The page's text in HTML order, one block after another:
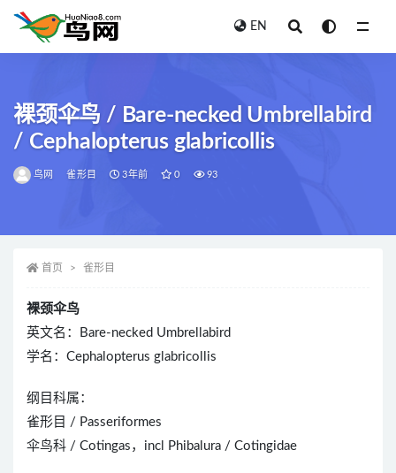
EN
裸颈伞鸟 / Bare-necked Umbrellabird
/ Cephalopterus glabricollis
鸟网 雀形目 3年前 0 93
首页 雀形目
裸颈伞鸟
英文名：Bare-necked Umbrellabird
学名：Cephalopterus glabricollis
纲目科属：
雀形目 / Passeriformes
伞鸟科 / Cotingas，incl Phibalura / Cotingidae